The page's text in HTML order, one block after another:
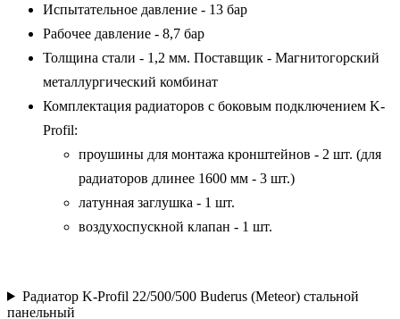
Испытательное давление - 13 бар
Рабочее давление - 8,7 бар
Толщина стали - 1,2 мм. Поставщик - Магнитогорский
металлургический комбинат
Комплектация радиаторов с боковым подключением K-
Profil:
проушины для монтажа кронштейнов - 2 шт. (для
радиаторов длинее 1600 мм - 3 шт.)
латунная заглушка - 1 шт.
воздухоспускной клапан - 1 шт.
Радиатор K-Profil 22/500/500 Buderus (Meteor) стальной
панельный